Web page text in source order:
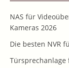
NAS für
Kameras 2026
Die besten NVR
Türsprechanlage